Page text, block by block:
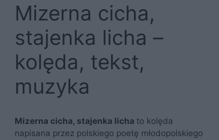
Mizerna cicha,
stajenka licha –
kolęda, tekst,
muzyka
Mizerna cicha, stajenka licha to kolęda
napisana przez polskiego poetę młodopolskiego